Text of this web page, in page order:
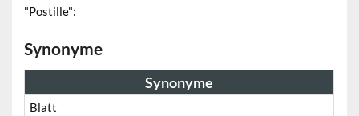
"Postille":
Synonyme
Synonyme
Blatt